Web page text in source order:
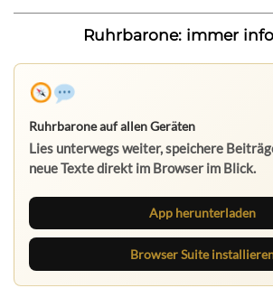
Ruhrbarone: immer
Ruhrbarone auf allen Geräten
Lies unterwegs weiter, speichere
neue Texte direkt im Browser im Blick.
App herunterladen
Browser Suite